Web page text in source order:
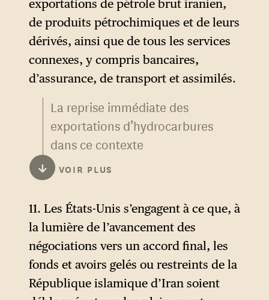
délai de 30 jours. La
République islamique d’Iran
engagera un dialogue avec le
Sultanat d’Oman afin de
définir l’administration future
et les services maritimes dans
le détroit d’Ormuz, en
concertation avec les autres
États riverains du golfe
Persique, conformément au
et aux droits souverains des
États côtiers du détroit
d’Ormuz.
« oblitéré » les sites.
Le paragraphe 8 est celui qui
a le plus changé dans la
version américaine, avec
l’ajout d’une mention de
l’engagement de l’Iran de
diluer son uranium enrichi.
Les détails techniques restent
toutefois très succincts.
d’Iran réaffirme qu’elle ne se
procurera ni ne développera
d’armes nucléaires. Les États-
Unis et la République
islamique d’Iran sont
exportations de pétrole brut iranien,
de produits pétrochimiques et de leurs
dérivés, ainsi que de tous les services
connexes, y compris bancaires,
d’assurance, de transport et assimilés.
La reprise immédiate des
exportations d’hydrocarbures
dans ce contexte
particulièrement favorable est
un gain politique et
économique net par rapport à
l’Iran sanctionné d’avant-
guerre.
↓ VOIR PLUS
11. Les États-Unis s’engagent à ce que, à
la lumière de l’avancement des
négociations vers un accord final, les
fonds et avoirs gelés ou restreints de la
République islamique d’Iran soient